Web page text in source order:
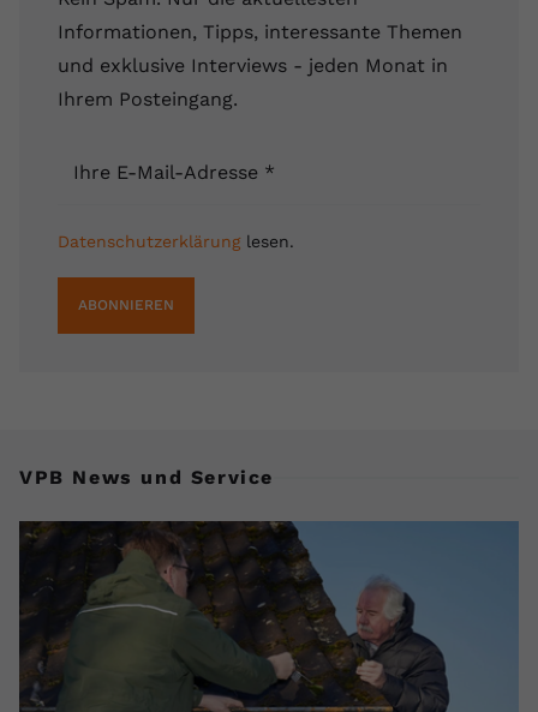
Informationen, Tipps, interessante Themen
und exklusive Interviews - jeden Monat in
Ihrem Posteingang.
Ihre E-Mail-Adresse *
Datenschutzerklärunglesen.
ABONNIEREN
VPB News und Service